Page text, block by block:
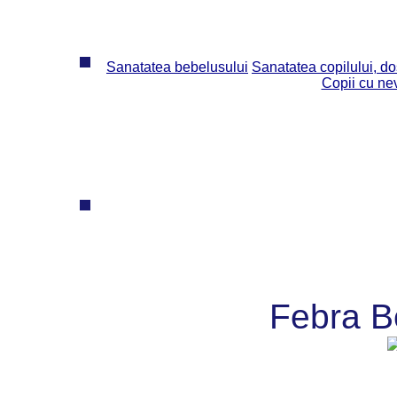
Sanatatea bebelusului Sanatatea copilului,
Copii cu
Febra